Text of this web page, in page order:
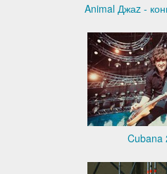
Animal Джаz -
Cubana